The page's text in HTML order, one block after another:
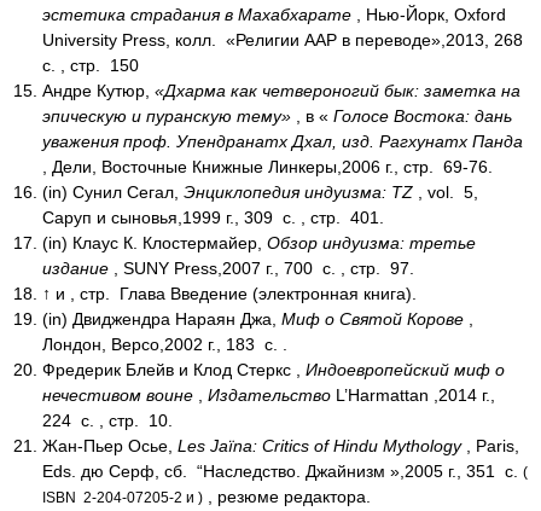
эстетика страдания в Махабхарате , Нью-Йорк, Oxford
University Press, колл.
«Религии ААР в переводе»,2013, 268
с.
стр.
150
Андре Кутюр, «Дхарма как четвероногий бык: заметка на
эпическую и пуранскую тему» , в « Голосе Востока: дань
уважения проф. Упендранатх Дхал, изд. Рагхунатх Панда
, Дели, Восточные Книжные Линкеры,2006 г., стр.
69-76.
(in) Сунил Сегал, Энциклопедия индуизма: TZ vol.
5,
Саруп и сыновья,1999 г., 309 с. стр.
401.
(in) Клаус К. Клостермайер, Обзор индуизма: третье
издание , SUNY Press,2007 г., 700 с. стр.
97.
↑ и , стр.
Глава Введение (электронная книга).
(in) Двиджендра Нараян Джа, Миф о Святой Корове
Лондон, Версо,2002 г., 183 с.
Фредерик Блейв и Клод Стеркс , Индоевропейский миф о
нечестивом воине
Издательство L’Harmattan ,2014 г.,
224 с. стр.
10.
Жан-Пьер Осье, Les Jaïna: Critics of Hindu Mythology, Paris,
Eds. дю Серф, сб. “Наследство. Джайнизм »,2005 г., 351 с.
(
ISBN 2-204-07205-2 и )
, резюме редактора.